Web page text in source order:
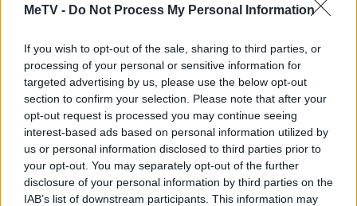
MeTV - Do Not Process My Personal Information
If you wish to opt-out of the sale, sharing to third parties, or
processing of your personal or sensitive information for
targeted advertising by us, please use the below opt-out
section to confirm your selection. Please note that after your
opt-out request is processed you may continue seeing
interest-based ads based on personal information utilized by
us or personal information disclosed to third parties prior to
your opt-out. You may separately opt-out of the further
disclosure of your personal information by third parties on the
IAB’s list of downstream participants. This information may
Forty Thieves Solitaire-Spieler
mochten auch:
Alles ansehen